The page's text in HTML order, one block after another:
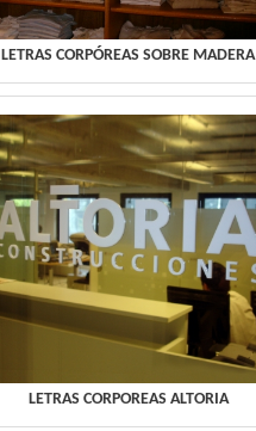
LETRAS CORPÓREAS SOBRE MADERA
LETRAS CORPOREAS ALTORIA